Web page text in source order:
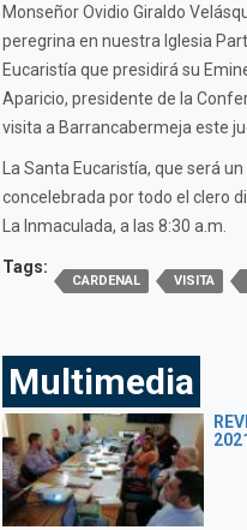
Monseñor Ovidio Giraldo
peregrina en nuestra Iglesia
Eucaristía que presidirá su
Aparicio, presidente de la
visita a Barrancabermeja este
La Santa Eucaristía, que será
concelebrada por todo el clero
La Inmaculada, a las 8:30 a.m.
Tags:
CARDENAL VISITA
Multimedia
2021